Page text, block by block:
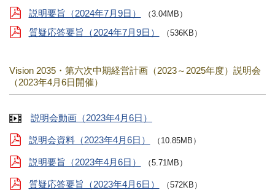
説明要旨（2024年7月9日） （3.04MB）
質疑応答要旨（2024年7月9日） （536KB）
Vision 2035・第六次中期経営計画（2023～2025年度）説明会
（2023年4月6日開催）
説明会動画（2023年4月6日）
説明会資料（2023年4月6日） （10.85MB）
説明要旨（2023年4月6日） （5.71MB）
質疑応答要旨（2023年4月6日） （572KB）